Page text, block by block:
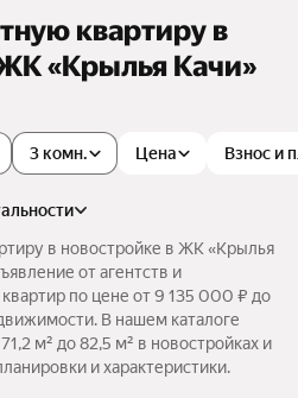
квартиру в
«Крылья Качи»
Цена Взнос и
3 комн.
в новостройке в ЖК «Крылья
от агентств и
по цене от 9 135 000 ₽ до
В нашем каталоге
м² до 82,5 м² в новостройках и
и характеристики.